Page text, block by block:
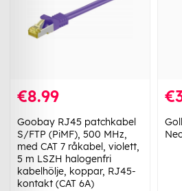
€8.99
Goobay RJ45 patchkabel
S/FTP (PiMF), 500 MHz,
med CAT 7 råkabel, violett,
5 m LSZH halogenfri
kabelhölje, koppar, RJ45-
kontakt (CAT 6A)